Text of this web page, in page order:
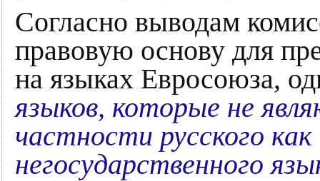
Согласно выводам
правовую основу для
на языках Евросоюза,
языков, которые не
частности русского
негосударственного